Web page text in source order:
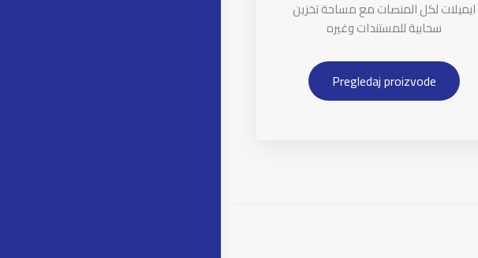
ايميلات لكل المنصات مع مساحة تخزين
سحابية للمستندات وغيره
Pregledaj proizvode